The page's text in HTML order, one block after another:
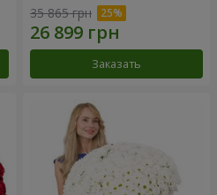
35 865 грн
Заказать